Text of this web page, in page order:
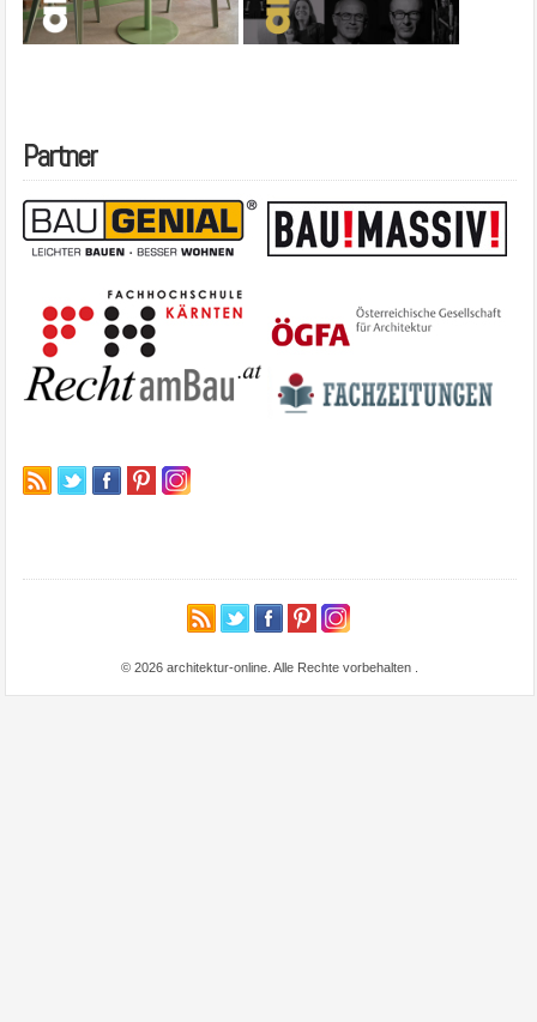
Partner
© 2026 architektur-online. Alle Rechte vorbehalten .